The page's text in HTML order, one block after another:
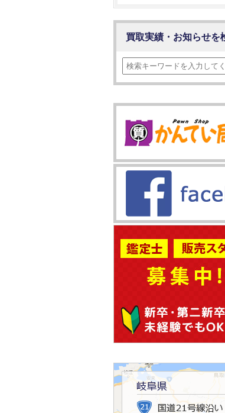
質屋かんてい局へ！買取実績
【買取強化中】オメガ/
価買取！岐阜市細畑/かんてい
【細畑】金具の色で印象が
スメポイントをご紹介！
2026.08.03
付きで解説【小牧】
2026.08.02
ホワイトゴールド・プラチ
方から価値まで徹底解説【大
買取実績・お知らせを